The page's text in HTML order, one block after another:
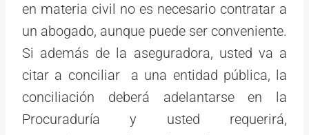
en materia civil no es necesario contratar a
un abogado, aunque puede ser conveniente.
Si además de la aseguradora, usted va a
citar a conciliar a una entidad pública, la
conciliación deberá adelantarse en la
Procuraduría y usted requerirá,